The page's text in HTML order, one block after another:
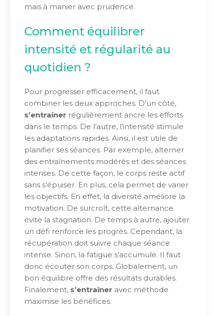
mais à manier avec prudence.
Comment équilibrer
intensité et régularité au
quotidien ?
Pour progresser efficacement, il faut
combiner les deux approches. D’un côté,
s’entraîner régulièrement ancre les efforts
dans le temps. De l’autre, l’intensité stimule
les adaptations rapides. Ainsi, il est utile de
planifier ses séances. Par exemple, alterner
des entraînements modérés et des séances
intenses. De cette façon, le corps reste actif
sans s’épuiser. En plus, cela permet de varier
les objectifs. En effet, la diversité améliore la
motivation. De surcroît, cette alternance
évite la stagnation. De temps à autre, ajouter
un défi renforce les progrès. Cependant, la
récupération doit suivre chaque séance
intense. Sinon, la fatigue s’accumule. Il faut
donc écouter son corps. Globalement, un
bon équilibre offre des résultats durables.
Finalement, s’entraîner avec méthode
maximise les bénéfices.